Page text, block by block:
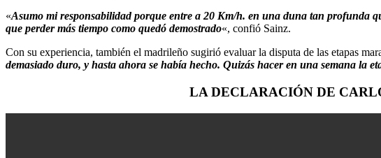
«Asumo mi responsabilidad porque entre a 20 Km/h. en una duna tan profunda
que perder más tiempo como quedó demostrado«, confió Sainz.
Con su experiencia, también el madrileño sugirió evaluar la disputa de las etapas
demasiado duro, y hasta ahora se había hecho. Quizás hacer en una semana la
LA DECLARACIÓN DE